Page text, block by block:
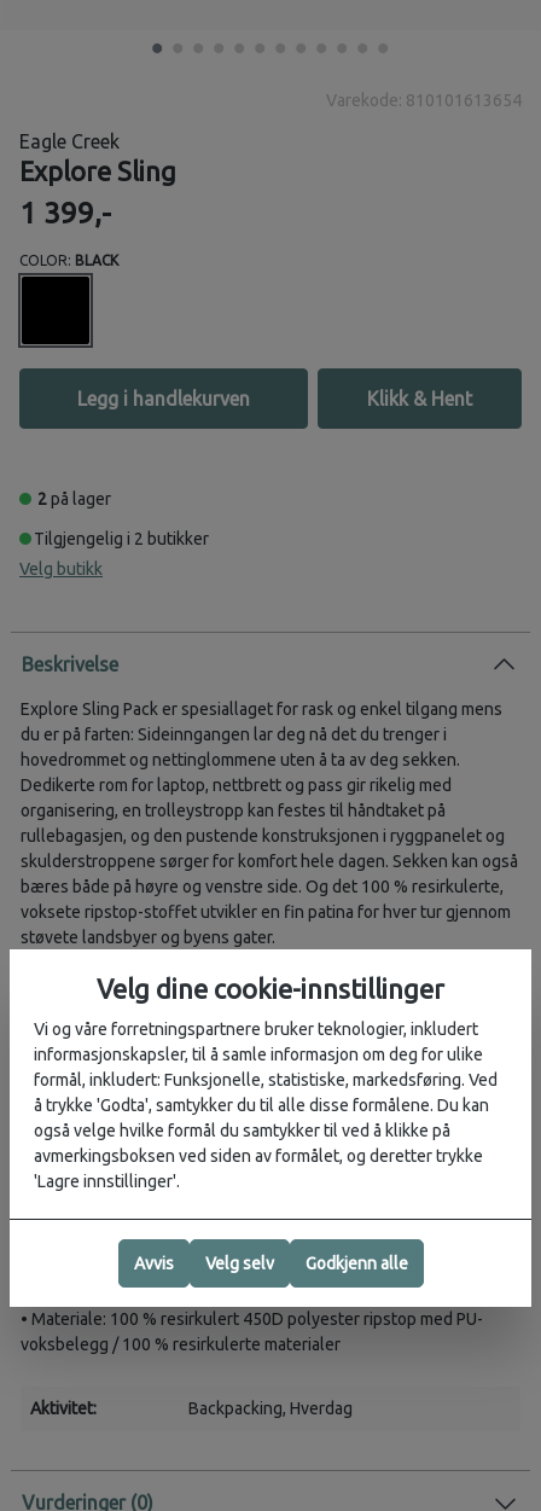
Varekode: 810101613654
Eagle Creek
Explore Sling
1 399,-
COLOR: BLACK
Legg i handlekurven Klikk & Hent
2på lager
Tilgjengelig i 2 butikker
Velg butikk
Beskrivelse
Explore Sling Pack er spesiallaget for rask og enkel tilgang mens
du er på farten: Sideinngangen lar deg nå det du trenger i
hovedrommet og nettinglommene uten å ta av deg sekken.
Dedikerte rom for laptop, nettbrett og pass gir rikelig med
organisering, en trolleystropp kan festes til håndtaket på
rullebagasjen, og den pustende konstruksjonen i ryggpanelet og
skulderstroppene sørger for komfort hele dagen. Sekken kan også
bæres både på høyre og venstre side. Og det 100 % resirkulerte,
voksete ripstop-stoffet utvikler en fin patina for hver tur gjennom
støvete landsbyer og byens gater.
Funksjoner
• Full åpning til hovedrommet.
• Frontlomme med glidelås og organisering.
• Daisy chain-festepunkter på sidene for enkel montering av utstyr.
• Polstret ryggpanel i skum.
• Skjult lomme på baksiden.
• Innvendig organiserer i trekkspillstil.
• Kapasitet: 12 L
• Mål: 36 x 25 x 13 cm
• Materiale: 100 % resirkulert 450D polyester ripstop med PU-
voksbelegg / 100 % resirkulerte materialer
Aktivitet: Backpacking, Hverdag
Vurderinger
Velg dine cookie-innstillinger
Vi og våre forretningspartnere bruker teknologier, inkludert
informasjonskapsler, til å samle informasjon om deg for ulike
formål, inkludert: Funksjonelle, statistiske, markedsføring. Ved
å trykke 'Godta', samtykker du til alle disse formålene. Du kan
også velge hvilke formål du samtykker til ved å klikke på
avmerkingsboksen ved siden av formålet, og deretter trykke
'Lagre innstillinger'.
Avvis Velg selv Godkjenn alle